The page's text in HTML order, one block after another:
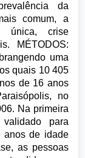
da
comum, a
única, crise
MÉTODOS:
uma
quais 10 405
de 16 anos
no
Na primeira
para
anos de idade
as pessoas